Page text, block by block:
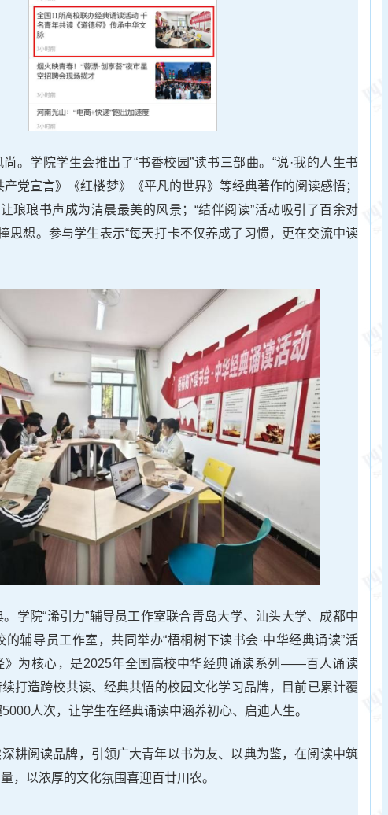
。学院学生会推出了“书香校园”读书三部曲。“说·我的人生书
党宣言》《红楼梦》《平凡的世界》等经典著作的阅读感悟；
琅琅书声成为清晨最美的风景；“结伴阅读”活动吸引了百余对
思想。参与学生表示“每天打卡不仅养成了习惯，更在交流中读
学院“浠引力”辅导员工作室联合青岛大学、汕头大学、成都中
的辅导员工作室，共同举办“梧桐树下读书会·中华经典诵读”活
》为核心，是2025年全国高校中华经典诵读系列——百人诵读
续打造跨校共读、经典共悟的校园文化学习品牌，目前已累计覆
人次，让学生在经典诵读中涵养初心、启迪人生。
耕阅读品牌，引领广大青年以书为友、以典为鉴，在阅读中筑
，以浓厚的文化氛围喜迎百廿川农。